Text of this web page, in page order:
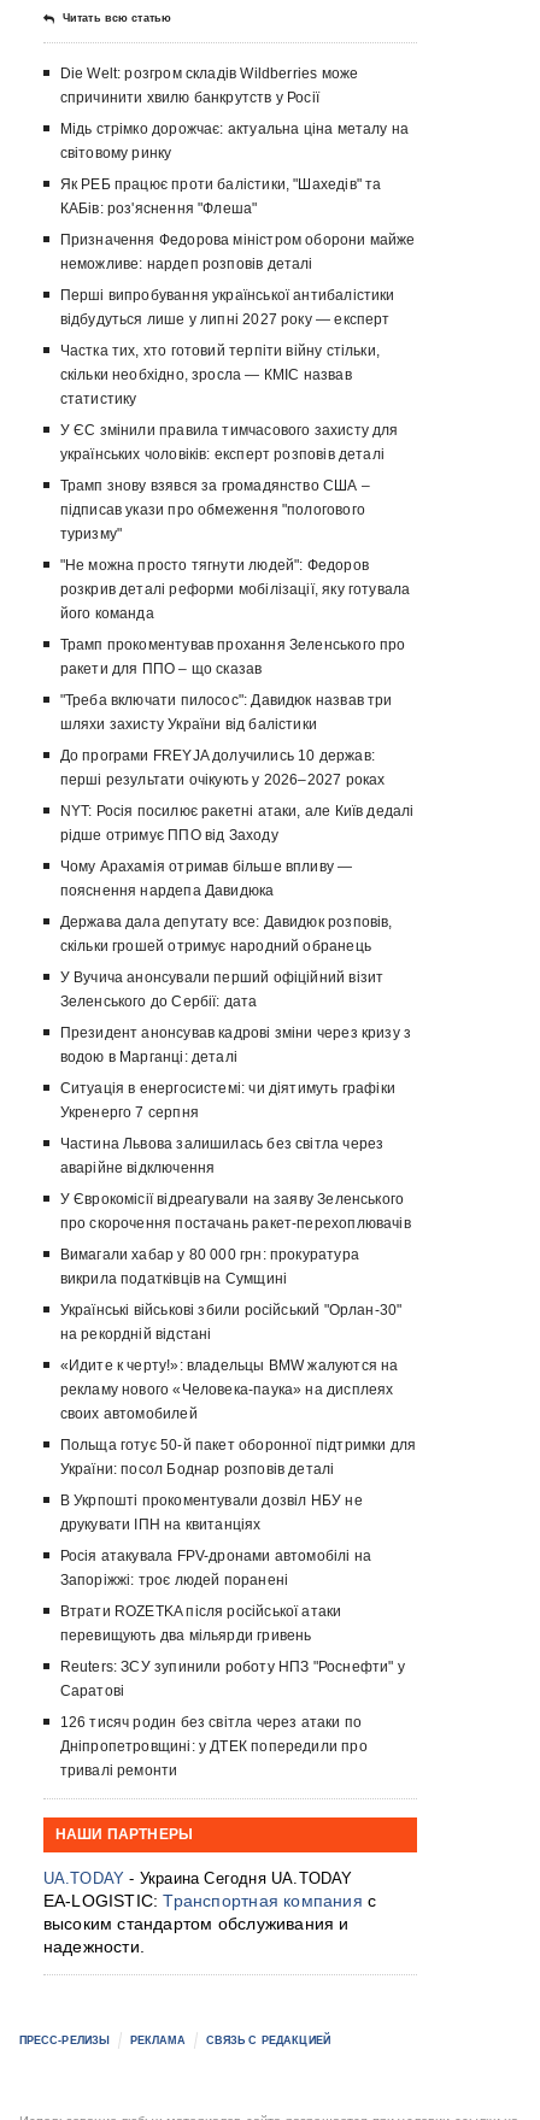
Читать всю статью
Die Welt: розгром складів Wildberries може
спричинити хвилю банкрутств у Росії
Мідь стрімко дорожчає: актуальна ціна металу на
світовому ринку
Як РЕБ працює проти балістики, "Шахедів" та
КАБів: роз'яснення "Флеша"
Призначення Федорова міністром оборони майже
неможливе: нардеп розповів деталі
Перші випробування української антибалістики
відбудуться лише у липні 2027 року — експерт
Частка тих, хто готовий терпіти війну стільки,
скільки необхідно, зросла — КМІС назвав
статистику
У ЄС змінили правила тимчасового захисту для
українських чоловіків: експерт розповів деталі
Трамп знову взявся за громадянство США –
підписав укази про обмеження "пологового
туризму"
"Не можна просто тягнути людей": Федоров
розкрив деталі реформи мобілізації, яку готувала
його команда
Трамп прокоментував прохання Зеленського про
ракети для ППО – що сказав
"Треба включати пилосос": Давидюк назвав три
шляхи захисту України від балістики
До програми FREYJA долучились 10 держав:
перші результати очікують у 2026–2027 роках
NYT: Росія посилює ракетні атаки, але Київ дедалі
рідше отримує ППО від Заходу
Чому Арахамія отримав більше впливу —
пояснення нардепа Давидюка
Держава дала депутату все: Давидюк розповів,
скільки грошей отримує народний обранець
У Вучича анонсували перший офіційний візит
Зеленського до Сербії: дата
Президент анонсував кадрові зміни через кризу з
водою в Марганці: деталі
Ситуація в енергосистемі: чи діятимуть графіки
Укренерго 7 серпня
Частина Львова залишилась без світла через
аварійне відключення
У Єврокомісії відреагували на заяву Зеленського
про скорочення постачань ракет-перехоплювачів
Вимагали хабар у 80 000 грн: прокуратура
викрила податківців на Сумщині
Українські військові збили російський "Орлан-30"
на рекордній відстані
«Идите к черту!»: владельцы BMW жалуются на
рекламу нового «Человека-паука» на дисплеях
своих автомобилей
Польща готує 50-й пакет оборонної підтримки для
України: посол Боднар розповів деталі
В Укрпошті прокоментували дозвіл НБУ не
друкувати ІПН на квитанціях
Росія атакувала FPV-дронами автомобілі на
Запоріжжі: троє людей поранені
Втрати ROZETKA після російської атаки
перевищують два мільярди гривень
Reuters: ЗСУ зупинили роботу НПЗ "Роснефти" у
Саратові
126 тисяч родин без світла через атаки по
Дніпропетровщині: у ДТЕК попередили про
тривалі ремонти
НАШИ ПАРТНЕРЫ
UA.TODAY - Украина Сегодня UA.TODAY
EA-LOGISTIC:Транспортная компания с
высоким стандартом обслуживания и
надежности.
ПРЕСС-РЕЛИЗЫ РЕКЛАМА СВЯЗЬ С РЕДАКЦИЕЙ